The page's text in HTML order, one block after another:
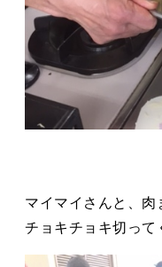
マイマイさんと、
チョキチョキ切って